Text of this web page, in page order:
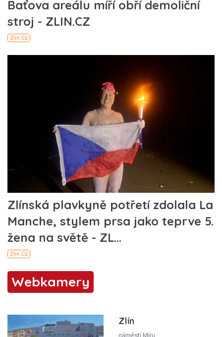
Webkamery
Zlín
náměstí Míru